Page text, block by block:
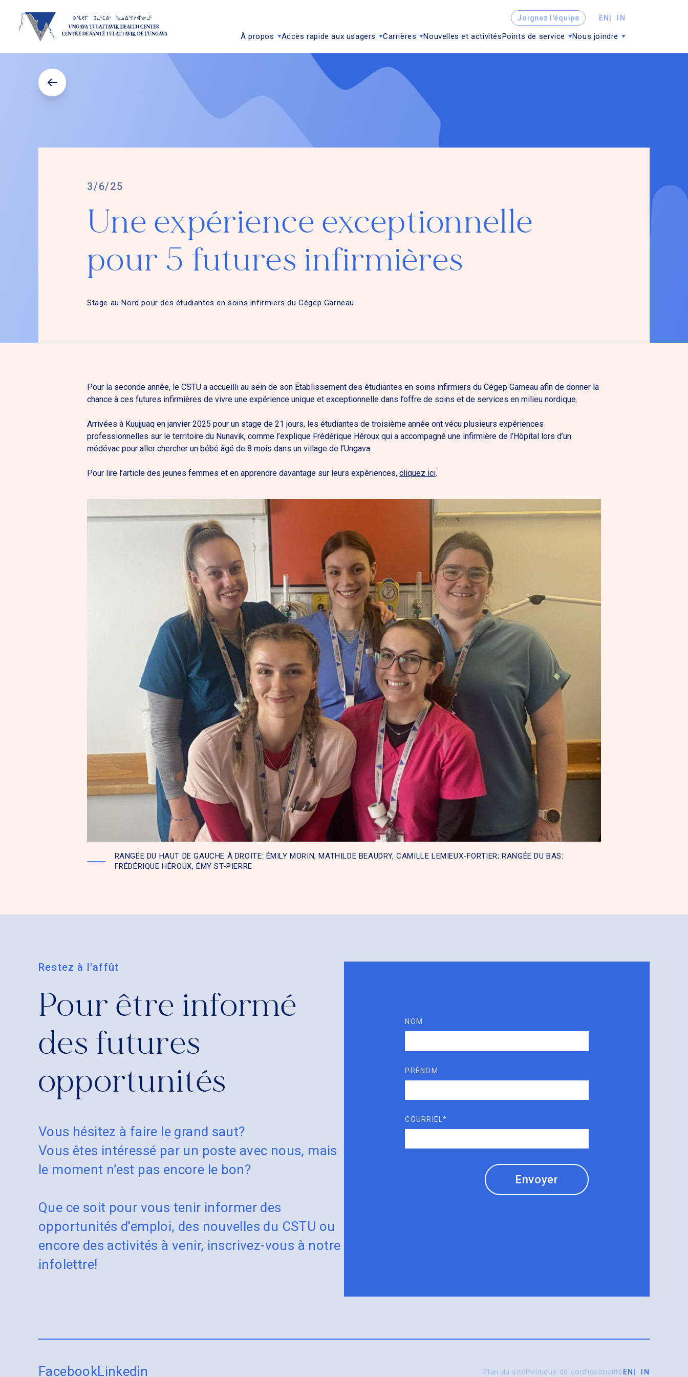
Joignez l'équipe EN IN
À propos Accès rapide aux usagers Carrières Nouvelles et activitésPoints de service Nous joindre
3/6/25
Une expérience exceptionnelle
pour 5 futures infirmières
Stage au Nord pour des étudiantes en soins infirmiers du Cégep Garneau
Pour la seconde année, le CSTU a accueilli au sein de son Établissement des étudiantes en soins infirmiers du Cégep Garneau afin de donner la
chance à ces futures infirmières de vivre une expérience unique et exceptionnelle dans l’offre de soins et de services en milieu nordique.
Arrivées à Kuujjuaq en janvier 2025 pour un stage de 21 jours, les étudiantes de troisième année ont vécu plusieurs expériences
professionnelles sur le territoire du Nunavik, comme l’explique Frédérique Héroux qui a accompagné une infirmière de l’Hôpital lors d’un
médévac pour aller chercher un bébé âgé de 8 mois dans un village de l’Ungava.
Pour lire l’article des jeunes femmes et en apprendre davantage sur leurs expériences, cliquez ici.
RANGÉE DU HAUT DE GAUCHE À DROITE: ÉMILY MORIN, MATHILDE BEAUDRY, CAMILLE LEMIEUX-FORTIER; RANGÉE DU BAS:
FRÉDÉRIQUE HÉROUX, ÉMY ST-PIERRE
Restez à l'affût
Pour être informé
des futures
opportunités
Vous hésitez à faire le grand saut?
Vous êtes intéressé par un poste avec nous, mais
le moment n’est pas encore le bon?
Que ce soit pour vous tenir informer des
opportunités d'emploi, des nouvelles du CSTU ou
encore des activités à venir, inscrivez-vous à notre
infolettre!
NOM
PRÉNOM
COURRIEL*
Envoyer
FacebookLinkedin Plan du sitePolitique de confidentialité EN IN